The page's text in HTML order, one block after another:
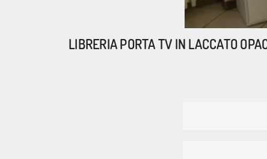
LIBRERIA PORTA TV IN LACCATO